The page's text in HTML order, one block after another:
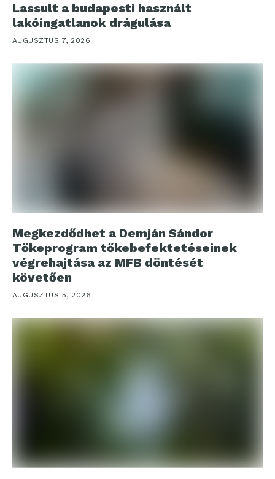
Lassult a budapesti használt
lakóingatlanok drágulása
AUGUSZTUS 7, 2026
Megkezdődhet a Demján Sándor
Tőkeprogram tőkebefektetéseinek
végrehajtása az MFB döntését
követően
AUGUSZTUS 5, 2026